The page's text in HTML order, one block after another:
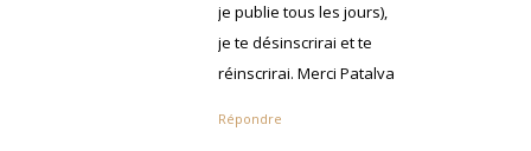
je publie tous les jours),
je te désinscrirai et te
réinscrirai. Merci Patalva
Répondre